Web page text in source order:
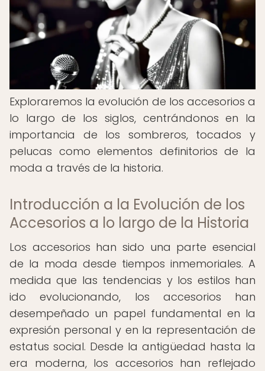
Exploraremos la evolución de los accesorios a
lo largo de los siglos, centrándonos en la
importancia de los sombreros, tocados y
pelucas como elementos definitorios de la
moda a través de la historia.
Introducción a la Evolución de los
Accesorios a lo largo de la Historia
Los accesorios han sido una parte esencial
de la moda desde tiempos inmemoriales. A
medida que las tendencias y los estilos han
ido evolucionando, los accesorios han
desempeñado un papel fundamental en la
expresión personal y en la representación de
estatus social. Desde la antigüedad hasta la
era moderna, los accesorios han reflejado